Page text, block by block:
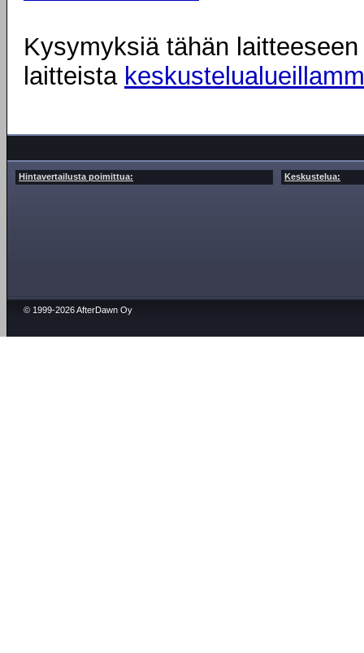
Kysymyksiä tähän
laitteista
Hintavertailusta poimittua: Keskustelua:
© 1999-2026 AfterDawn Oy